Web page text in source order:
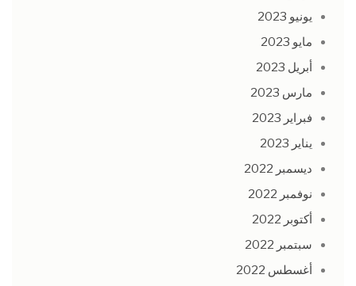
يونيو 2023
مايو 2023
أبريل 2023
مارس 2023
فبراير 2023
يناير 2023
ديسمبر 2022
نوفمبر 2022
أكتوبر 2022
سبتمبر 2022
أغسطس 2022